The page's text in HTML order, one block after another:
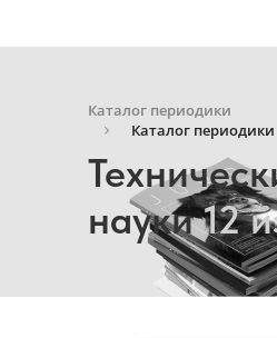
Каталог периодики
Каталог периодики
науки12